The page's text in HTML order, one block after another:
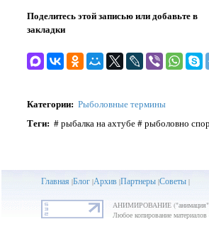
Поделитесь этой записью или добавьте в
закладки
Категории: Рыболовные термины
Теги: # рыбалка на ахтубе # рыболовно
Главная|Блог|Архив|Партнеры|Советы|
АНИМИРОВАНИЕ ("анимация")
Любое копирование материалов